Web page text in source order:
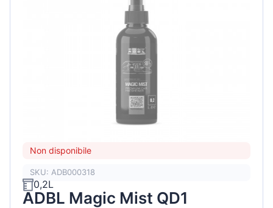
Non disponibile
SKU: ADB000318
0,2L
ADBL Magic Mist QD1